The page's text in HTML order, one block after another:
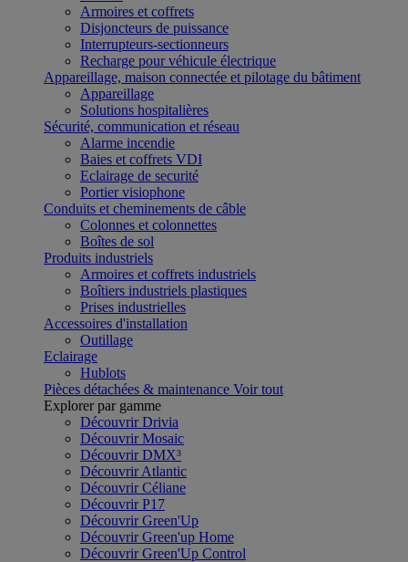
Armoires et coffrets
Disjoncteurs de puissance
Interrupteurs-sectionneurs
Recharge pour véhicule électrique
Appareillage, maison connectée et pilotage du bâtiment
Appareillage
Solutions hospitalières
Sécurité, communication et réseau
Alarme incendie
Baies et coffrets VDI
Eclairage de securité
Portier visiophone
Conduits et cheminements de câble
Colonnes et colonnettes
Boîtes de sol
Produits industriels
Armoires et coffrets industriels
Boîtiers industriels plastiques
Prises industrielles
Accessoires d'installation
Outillage
Eclairage
Hublots
Pièces détachées & maintenance Voir tout
Explorer par gamme
Découvrir Drivia
Découvrir Mosaic
Découvrir DMX³
Découvrir Atlantic
Découvrir Céliane
Découvrir P17
Découvrir Green'Up
Découvrir Green'up Home
Découvrir Green'Up Control